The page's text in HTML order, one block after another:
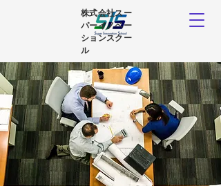
株式会社スー
パーイノベー
ションスクー
ル